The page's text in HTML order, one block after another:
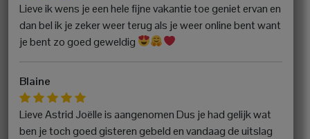
Lieve ik wens je een hele fijne vakantie toe geniet ervan en
dan bel ik je zeker weer terug als je weer online bent want
je bent zo goed geweldig
Blaine
Lieve Astrid Joëlle is aangenomen Dus je had gelijk wat
ben je toch goed gisteren gebeld en vandaag de uitslag